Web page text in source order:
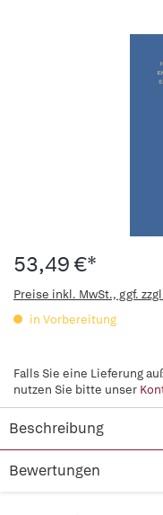
53,49 €*
Preise inkl. MwSt., ggf.
in Vorbereitung
Falls Sie eine Lieferung
nutzen Sie bitte unser
Beschreibung
Bewertungen